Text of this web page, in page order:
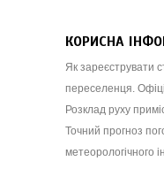
КОРИСНА
Як зареєструвати
переселенця.
Розклад руху
Точний прогноз
метеорологічного